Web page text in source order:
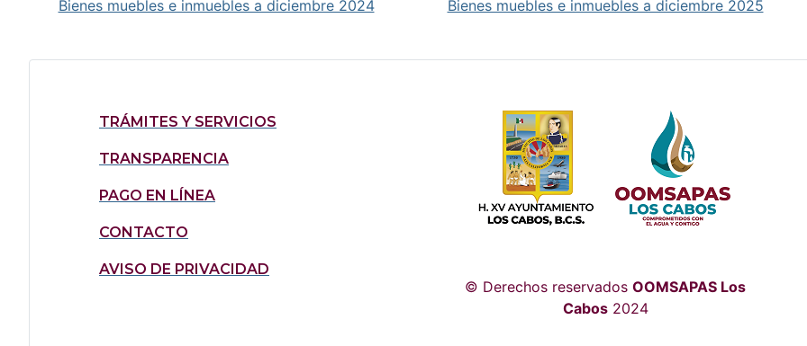
Bienes muebles e inmuebles a diciembre 2024
Bienes muebles e inmuebles a diciembre 2025
TRÁMITES Y SERVICIOS
TRANSPARENCIA
PAGO EN LÍNEA
CONTACTO
AVISO DE PRIVACIDAD
© Derechos reservados OOMSAPAS Los
Cabos2024